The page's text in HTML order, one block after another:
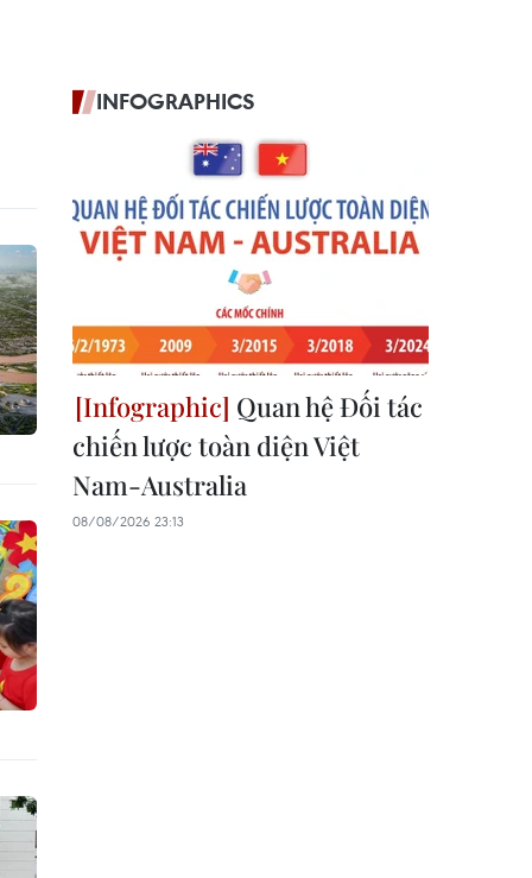
INFOGRAPHICS
Quan hệ Đối tác
chiến lược toàn diện Việt
Nam-Australia
08/08/2026 23:13